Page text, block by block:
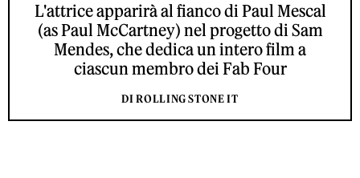
L'attrice apparirà al fianco di Paul Mescal
(as Paul McCartney) nel progetto di Sam
Mendes, che dedica un intero film a
ciascun membro dei Fab Four
DI ROLLING STONE IT